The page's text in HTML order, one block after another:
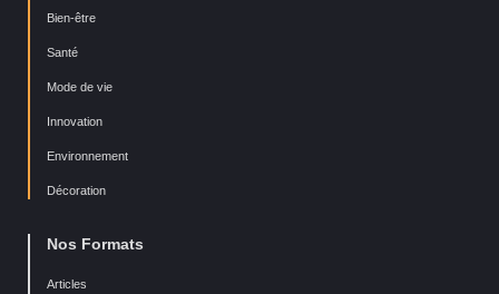
Bien-être
Santé
Mode de vie
Innovation
Environnement
Décoration
Nos Formats
Articles